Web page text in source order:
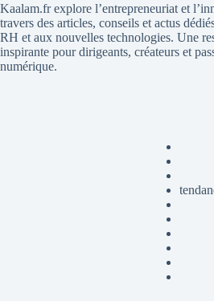
Kaalam.fr explore l’entrepreneuriat et
travers des articles, conseils et actus
RH et aux nouvelles technologies. Une
inspirante pour dirigeants, créateurs et
numérique.